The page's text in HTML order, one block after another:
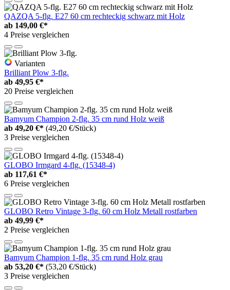
QAZQA 5-flg. E27 60 cm rechteckig schwarz mit Holz
ab 149,00 €*
4 Preise vergleichen
Varianten
Brilliant Plow 3-flg.
ab 49,95 €*
20 Preise vergleichen
Bamyum Champion 2-flg. 35 cm rund Holz weiß
ab 49,20 €* (49,20 €/Stück)
3 Preise vergleichen
GLOBO Irmgard 4-flg. (15348-4)
ab 117,61 €*
6 Preise vergleichen
GLOBO Retro Vintage 3-flg. 60 cm Holz Metall rostfarben
ab 49,99 €*
2 Preise vergleichen
Bamyum Champion 1-flg. 35 cm rund Holz grau
ab 53,20 €* (53,20 €/Stück)
3 Preise vergleichen